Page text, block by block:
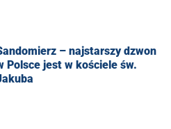
– najstarszy dzwon
Polsce jest w kościele św.